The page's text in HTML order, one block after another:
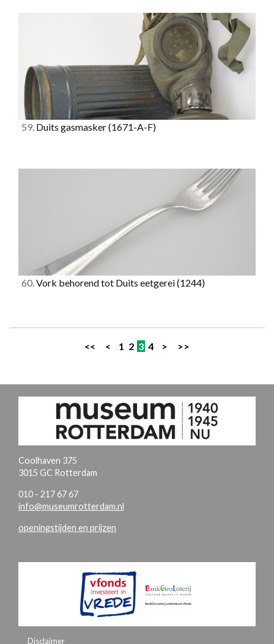
59. Duits gasmasker(1671-A-F)
60.Vork behorend tot Duits eetgerei(1244)
<< < 1 2 3 4 > >>
Coolhaven 375
3015 GC Rotterdam
010 - 217 67 67
info@museumrotterdam.nl
openingstijden en prijzen
Disclaimer